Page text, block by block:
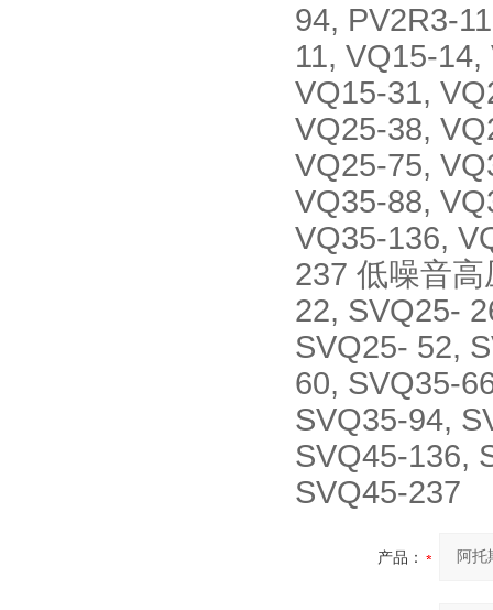
94, PV2R3-
11, VQ15-
VQ15-31,
VQ25-38,
VQ25-75,
VQ35-88,
VQ35-136,
237 低噪音
22, SVQ25-
SVQ25- 52,
60, SVQ35-
SVQ35-94,
SVQ45-136,
SVQ45-237
产品：